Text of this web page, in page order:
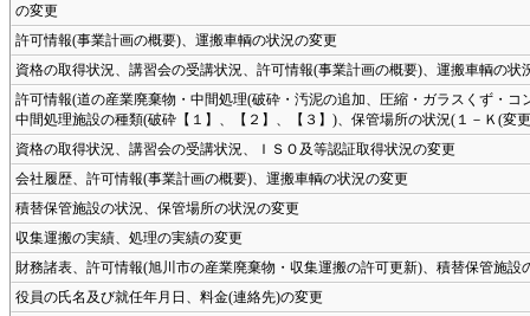
の変更
許可情報(事業計画の概要)、運搬車輌の状況の変更
資格の取得状況、講習会の受講状況、許可情報(事業計画の概要)、運搬車輌の状
許可情報(道の産業廃棄物・中間処理(破砕・汚泥の追加、圧縮・ガラスくず・
中間処理施設の種類(破砕【１】、【２】、【３】)、保管場所の状況(１－Ｋ(変
資格の取得状況、講習会の受講状況、ＩＳＯ及等認証取得状況の変更
会社履歴、許可情報(事業計画の概要)、運搬車輌の状況の変更
積替保管施設の状況、保管場所の状況の変更
収集運搬の実績、処理の実績の変更
財務諸表、許可情報(旭川市の産業廃棄物・収集運搬の許可更新)、積替保管施設
役員の氏名及び就任年月日、料金(連絡先)の変更